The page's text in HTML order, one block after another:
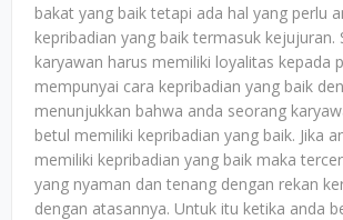
bakat yang baik tetapi ada hal yang perlu
kepribadian yang baik termasuk kejujuran.
karyawan harus memiliki loyalitas kepada
mempunyai cara kepribadian yang baik
menunjukkan bahwa anda seorang
betul memiliki kepribadian yang baik. Jika
memiliki kepribadian yang baik maka
yang nyaman dan tenang dengan rekan
dengan atasannya. Untuk itu ketika anda